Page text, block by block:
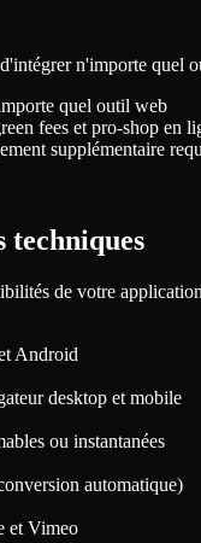
n'importe quel
quel outil web
fees et pro-shop en
supplémentaire
techniques
de votre
Android
desktop et mobile
ou instantanées
automatique)
et Vimeo